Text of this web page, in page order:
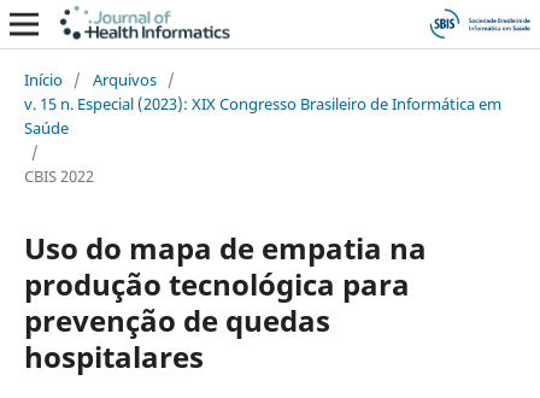
Início / Arquivos /
v. 15 n. Especial (2023): XIX Congresso Brasileiro de Informática em
Saúde
/
CBIS 2022
Uso do mapa de empatia na
produção tecnológica para
prevenção de quedas
hospitalares